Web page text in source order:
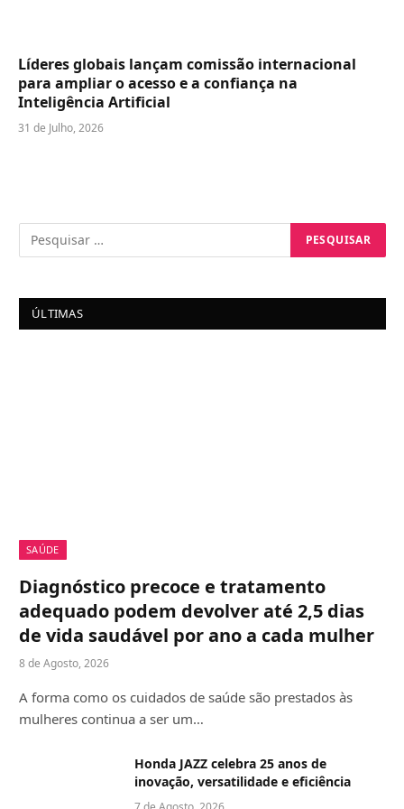
Líderes globais lançam comissão internacional
para ampliar o acesso e a confiança na
Inteligência Artificial
31 de Julho, 2026
ÚLTIMAS
SAÚDE
Diagnóstico precoce e tratamento
adequado podem devolver até 2,5 dias
de vida saudável por ano a cada mulher
8 de Agosto, 2026
A forma como os cuidados de saúde são prestados às
mulheres continua a ser um…
Honda JAZZ celebra 25 anos de
inovação, versatilidade e eficiência